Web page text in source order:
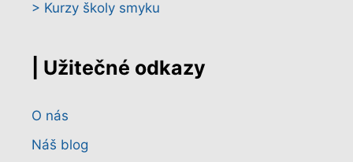
> Kurzy školy smyku
| Užitečné odkazy
O nás
Náš blog